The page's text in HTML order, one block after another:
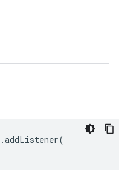
.addListener(